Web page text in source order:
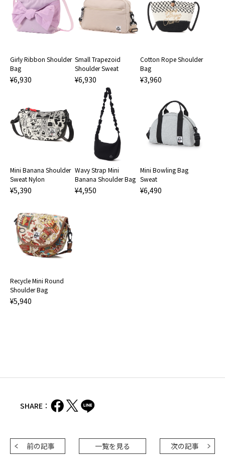
Girly Ribbon Shoulder
Bag
¥6,930
Small Trapezoid
Shoulder Sweat
¥6,930
Cotton Rope Shoulder
Bag
¥3,960
Mini Banana Shoulder
Sweat Nylon
¥5,390
Wavy Strap Mini
Banana Shoulder Bag
¥4,950
Mini Bowling Bag
Sweat
¥6,490
Recycle Mini Round
Shoulder Bag
¥5,940
SHARE：
前の記事 一覧を見る 次の記事